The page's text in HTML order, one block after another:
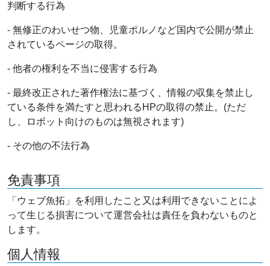
判断する行為
- 無修正のわいせつ物、児童ポルノなど国内で公開が禁止
されているページの取得。
- 他者の権利を不当に侵害する行為
- 最終改正された著作権法に基づく、情報の収集を禁止し
ている条件を満たすと思われるHPの取得の禁止。(ただ
し、ロボット向けのものは無視されます)
- その他の不法行為
免責事項
「ウェブ魚拓」を利用したこと又は利用できないことによ
って生じる損害について運営会社は責任を負わないものと
します。
個人情報